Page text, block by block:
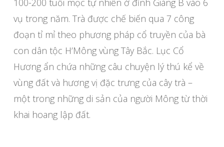
100-200 tuổi mọc tự nhiên ở đỉnh Giàng B vào 6
vụ trong năm. Trà được chế biến qua 7 công
đoạn tỉ mỉ theo phương pháp cổ truyền của bà
con dân tộc H’Mông vùng Tây Bắc. Lục Cổ
Hương ẩn chứa những câu chuyện lý thú kể về
vùng đất và hương vị đặc trưng của cây trà –
một trong những di sản của người Mông từ thời
khai hoang lập đất.